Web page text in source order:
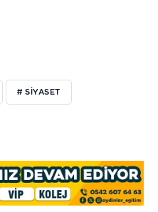
# SIYASET